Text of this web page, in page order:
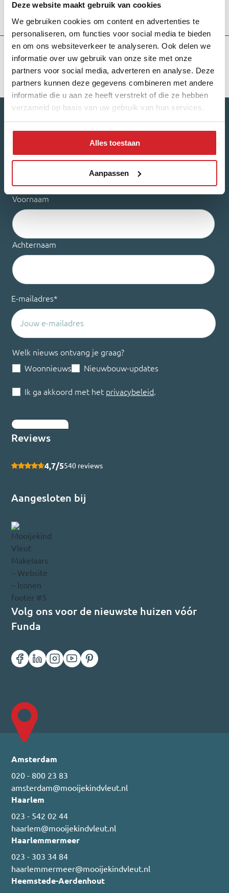
Deze website maakt gebruik van cookies
We gebruiken cookies om content en advertenties te
personaliseren, om functies voor social media te bieden
en om ons websiteverkeer te analyseren. Ook delen we
informatie over uw gebruik van onze site met onze
partners voor social media, adverteren en analyse. Deze
partners kunnen deze gegevens combineren met andere
informatie die u aan ze heeft verstrekt of die ze hebben
verzameld op basis van uw gebruik van hun services.
Alles toestaan
Aanpassen
Kleiner wonen
Maandelijks de laatste update rondom de
huizenmarkt?
Naam
Voornaam
Achternaam
E-mailadres*
Welk nieuws ontvang je graag?
Woonnieuws
Nieuwbouw-updates
Ik ga akkoord met het privacybeleid.
Reviews
4,7/5540 reviews
Aangesloten bij
Volg ons voor de nieuwste huizen vóór
Funda
Amsterdam
020 - 800 23 83
amsterdam@mooijekindvleut.nl
Haarlem
023 - 542 02 44
haarlem@mooijekindvleut.nl
Haarlemmermeer
023 - 303 34 84
haarlemmermeer@mooijekindvleut.nl
Heemstede-Aerdenhout